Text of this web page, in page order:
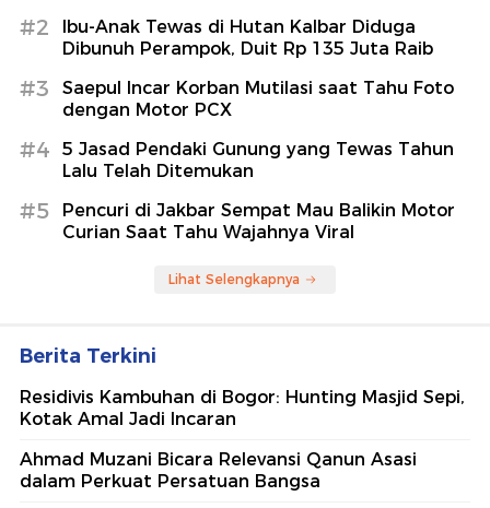
#2
Ibu-Anak Tewas di Hutan Kalbar Diduga
Dibunuh Perampok, Duit Rp 135 Juta Raib
#3
Saepul Incar Korban Mutilasi saat Tahu Foto
dengan Motor PCX
#4
5 Jasad Pendaki Gunung yang Tewas Tahun
Lalu Telah Ditemukan
#5
Pencuri di Jakbar Sempat Mau Balikin Motor
Curian Saat Tahu Wajahnya Viral
Lihat Selengkapnya
Berita Terkini
Residivis Kambuhan di Bogor: Hunting Masjid Sepi,
Kotak Amal Jadi Incaran
Ahmad Muzani Bicara Relevansi Qanun Asasi
dalam Perkuat Persatuan Bangsa